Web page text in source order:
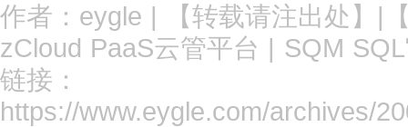
作者： eygle | 【转载请注出处 】|
zCloud PaaS云管平台 | SQM
链接：
https://www.eygle.com/archives/